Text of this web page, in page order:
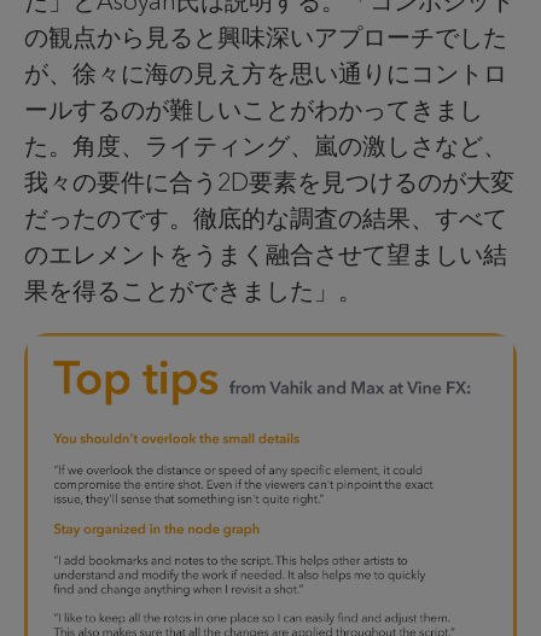
の観点から見ると興味深いアプローチでした
が、徐々に海の見え方を思い通りにコントロ
ールするのが難しいことがわかってきまし
た。角度、ライティング、嵐の激しさなど、
我々の要件に合う2D要素を見つけるのが大変
だったのです。徹底的な調査の結果、すべて
のエレメントをうまく融合させて望ましい結
果を得ることができました」。